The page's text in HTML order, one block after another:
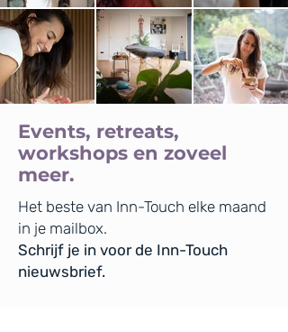
Events, retreats,
workshops en zoveel
meer.
Het beste van Inn-Touch elke maand
in je mailbox.
Schrijf je in voor de Inn-Touch
nieuwsbrief.